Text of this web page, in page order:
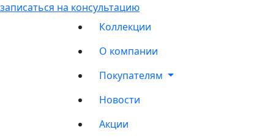
записаться на консультацию
Коллекции
О компании
Покупателям
Новости
Акции